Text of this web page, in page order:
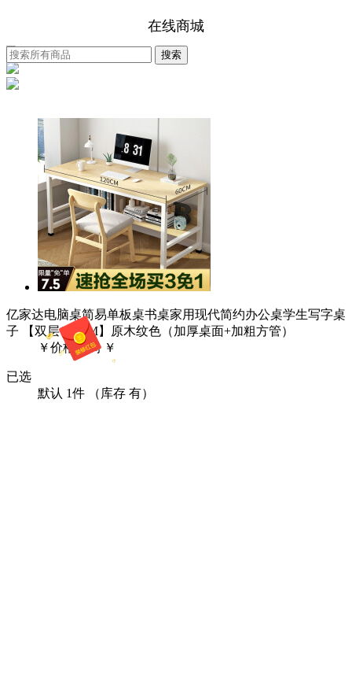
在线商城
亿家达电脑桌简易单板桌书桌家用现代简约办公桌学生写字桌
子 【双层120CM】原木纹色（加厚桌面+加粗方管）
￥价格咨询 ￥
已选
默认 1件 （库存 有）